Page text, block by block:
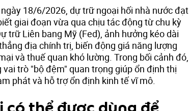
18/6/2026, dự trữ ngoại hối nhà nước đạt
giai đoạn vừa qua chịu tác động từ chu kỳ
trữ Liên bang Mỹ (Fed), ảnh hưởng kéo dài
địa chính trị, biến động giá năng lượng
và thuế quan khó lường. Trong bối cảnh đó,
trò "bộ đệm" quan trọng giúp ổn định thị
phát và hỗ trợ ổn định kinh tế vĩ mô.